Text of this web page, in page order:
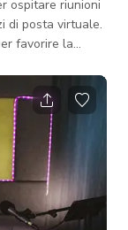
ospitare riunioni
di posta virtuale.
favorire la
prendere il